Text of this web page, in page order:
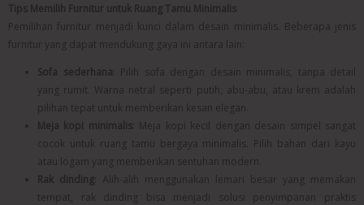
Tips Memilih Furnitur untuk Ruang Tamu Minimalis
Pemilihan furnitur menjadi kunci dalam desain minimalis. Beberapa jenis
furnitur yang dapat mendukung gaya ini antara lain:
Sofa sederhana : Pilih sofa dengan desain minimalis, tanpa detail
yang rumit. Warna netral seperti putih, abu-abu, atau krem adalah
pilihan tepat untuk memberikan kesan elegan.
Meja kopi minimalis: Meja kopi kecil dengan desain simpel sangat
cocok untuk ruang tamu bergaya minimalis. Pilih bahan dari kayu
atau logam yang memberikan sentuhan modern.
Rak dinding : Alih-alih menggunakan lemari besar yang memakan
tempat, rak dinding bisa menjadi solusi penyimpanan praktis